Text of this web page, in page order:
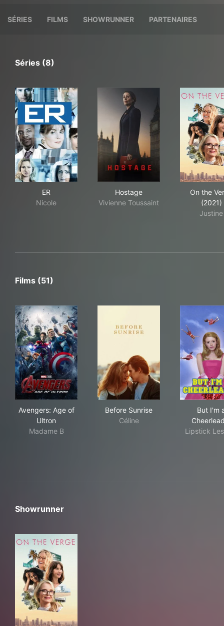
SÉRIES FILMS SHOWRUNNER PARTENAIRES
Séries (8)
ER
Nicole
Hostage
Vivienne Toussaint
On the
(2021)
Justine
Films (51)
Avengers: Age of
Ultron
Madame B
Before Sunrise
Céline
But I'm
Lipstick
Showrunner